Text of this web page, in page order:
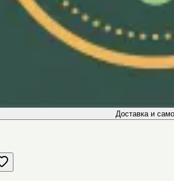
Доставка и